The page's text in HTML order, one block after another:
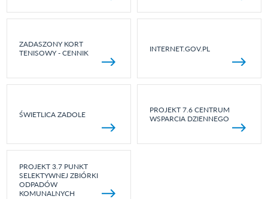
ZADASZONY KORT
TENISOWY - CENNIK
INTERNET.GOV.PL
ŚWIETLICA ZADOLE
PROJEKT 7.6 CENTRUM
WSPARCIA DZIENNEGO
PROJEKT 3.7 PUNKT
SELEKTYWNEJ ZBIÓRKI
ODPADÓW
KOMUNALNYCH